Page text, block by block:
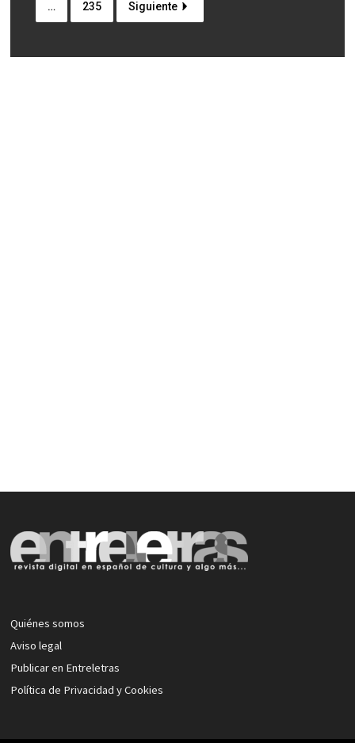
… 235 Siguiente
Quiénes somos
Aviso legal
Publicar en Entreletras
Política de Privacidad y Cookies